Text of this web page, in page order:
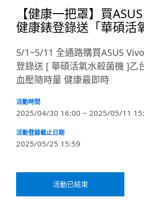
【健康一把罩】買
健康錶登錄送「華碩活
5/1~5/11 全通路購買ASUS
登錄送 [ 華碩活氧水殺菌機 ]乙
血壓隨時量 健康最即時
活動時間
2025/04/30 16:00 ~ 2025/05/11
活動登錄截止日期
2025/05/25 15:59
活動已結束